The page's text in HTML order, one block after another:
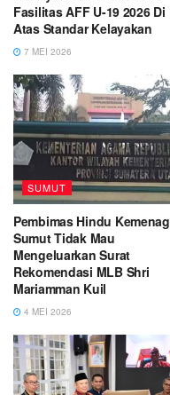
Fasilitas AFF U-19 2026 Di
Atas Standar Kelayakan
7 MEI 2026
SUMUT
Pembimas Hindu Kemenag
Sumut Tidak Mau
Mengeluarkan Surat
Rekomendasi MLB Shri
Mariamman Kuil
4 MEI 2026